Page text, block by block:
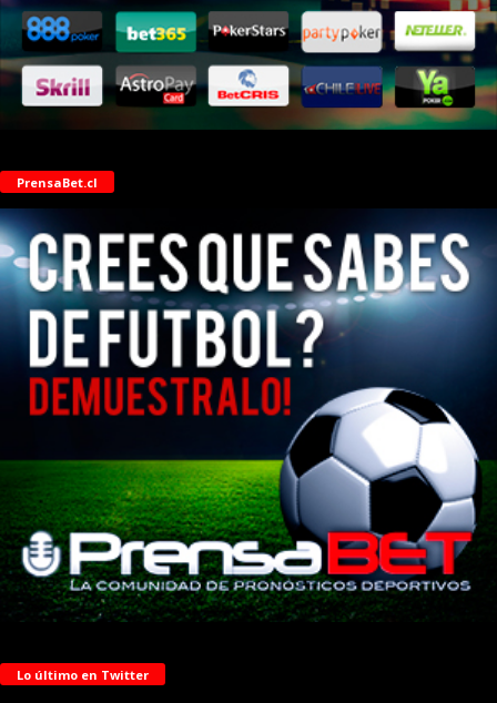
PrensaBet.cl
Lo último en Twitter